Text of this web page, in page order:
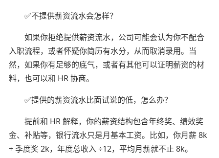
✅不提供薪资流水会怎样？
如果你拒绝提供薪资流水，公司可能会认为你不配合
入职流程，或者怀疑你简历有水分，从而取消录用。当
然，如果你有足够的底气，或者有其他可以证明薪资的材
料，也可以和 HR 协商。
✅提供的薪资流水比面试说的低，怎么办？
提前和 HR 解释，你的薪资结构包含年终奖、绩效奖
金、补贴等，银行流水只是月基本工资。比如，你月薪 8k
+ 季度奖 2k，年度总收入 ÷12，平均月薪就不止 8k。